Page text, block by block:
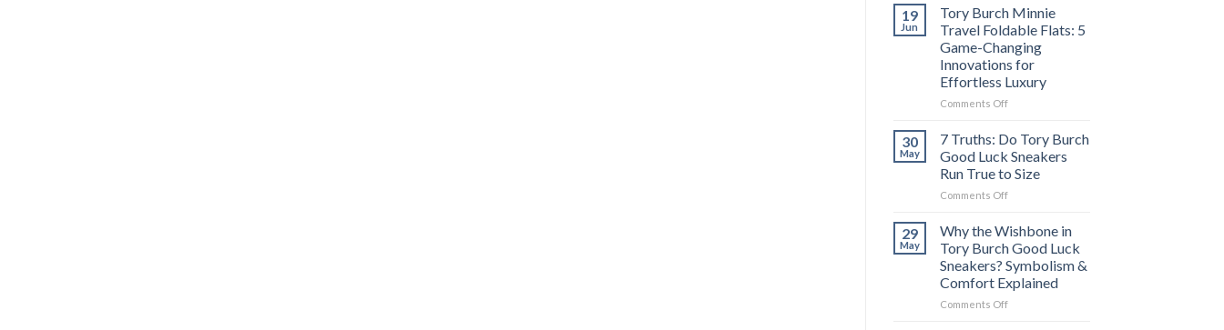
Explosive
Tory
Burch
Destiny
Trainer
Review
19
Jun
Tory Burch Minnie
Travel Foldable Flats: 5
Game-Changing
Innovations for
Effortless Luxury
Comments Offon
Burch
Travel
Foldable
Flats:
Game-
Changing
Innovations
for
Effortless
Luxury
30
May
7 Truths: Do Tory Burch
Good Luck Sneakers
Run True to Size
Comments Offon
Truths:
Tory
Burch
Good
Luck
29
May
Why the Wishbone in
Tory Burch Good Luck
Sneakers? Symbolism &
Comfort Explained
Comments Offon